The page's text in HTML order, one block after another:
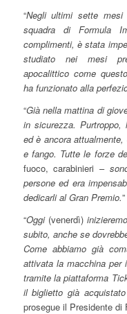
“Negli ultimi sette
squadra di Formula
complimenti, è stata
studiato nei mesi
apocalittico come
ha funzionato alla
“Già nella mattina di
in sicurezza. Purtroppo,
ed è ancora
e fango. Tutte le forze
fuoco, carabinieri –
persone ed era
dedicarli al Gran Premio.”
“Oggi (venerdì)
subito, anche se
Come abbiamo già
attivata la macchina
tramite la piattaforma
il biglietto già
prosegue il Presidente di